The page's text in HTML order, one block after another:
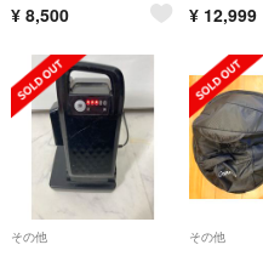
¥ 8,500 ¥ 12,999
その他 その他